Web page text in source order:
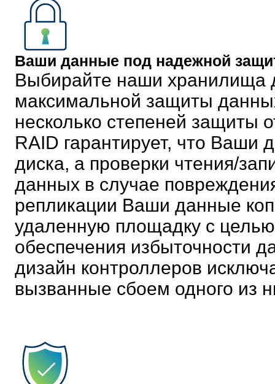
Ваши данные под надежной
Выбирайте наши хранилища
максимальной защиты
несколько степеней защиты
RAID гарантирует, что Ваши
диска, а проверки чтения/
данных в случае
репликации Ваши данные
удаленную площадку с
обеспечения избыточности
дизайн контроллеров
вызванные сбоем одного из